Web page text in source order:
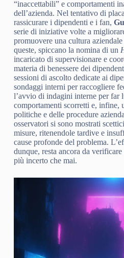
“inaccettabili” e comportamenti
dell’azienda. Nel tentativo di
rassicurare i dipendenti e i fan,
serie di iniziative volte a
promuovere una cultura
queste, spiccano la nomina di un
incaricato di supervisionare e
materia di benessere dei
sessioni di ascolto dedicate ai
sondaggi interni per raccogliere
l’avvio di indagini interne per far
comportamenti scorretti e, infine,
politiche e delle procedure
osservatori si sono mostrati
misure, ritenendole tardive e
cause profonde del problema.
dunque, resta ancora da
più incerto che mai.